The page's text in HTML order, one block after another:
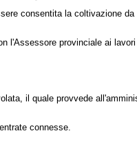
consentita la coltivazione
l'Assessore provinciale ai lavori
il quale provvede
connesse.